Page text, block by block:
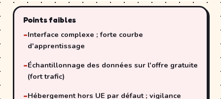
Points faibles
Interface complexe ; forte courbe
d'apprentissage
Échantillonnage des données sur l'offre gratuite
(fort trafic)
Hébergement hors UE par défaut ; vigilance